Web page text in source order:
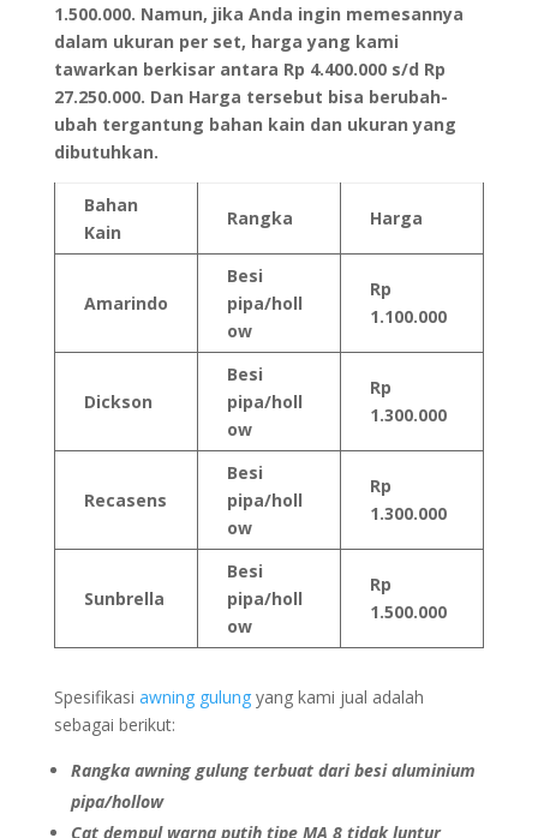
1.500.000. Namun, jika Anda ingin memesannya
dalam ukuran per set, harga yang kami
tawarkan berkisar antara Rp 4.400.000 s/d Rp
27.250.000. Dan Harga tersebut bisa berubah-
ubah tergantung bahan kain dan ukuran yang
dibutuhkan.
Bahan
Kain
Rangka Harga
Amarindo
Besi
pipa/holl
ow
Rp
1.100.000
Dickson
Besi
pipa/holl
ow
Rp
1.300.000
Recasens
Besi
pipa/holl
ow
Rp
1.300.000
Sunbrella
Besi
pipa/holl
ow
Rp
1.500.000
Spesifikasi awning gulungyang kami jual adalah
sebagai berikut:
Rangka awning gulung terbuat dari besi aluminium
pipa/hollow
Cat dempul warna putih tipe MA 8 tidak luntur